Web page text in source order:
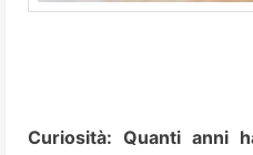
Curiosità: Quanti anni